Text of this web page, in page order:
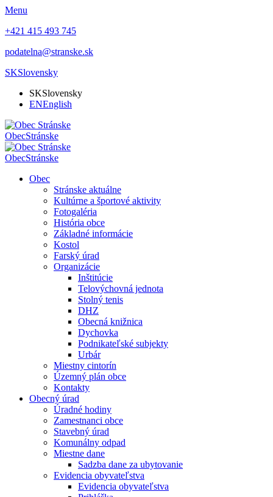
Menu
+421 415 493 745
podatelna@stranske.sk
SKSlovensky
SKSlovensky
ENEnglish
ObecStránske
ObecStránske
Obec
Stránske aktuálne
Kultúrne a športové aktivity
Fotogaléria
História obce
Základné informácie
Kostol
Farský úrad
Organizácie
Inštitúcie
Telovýchovná jednota
Stolný tenis
DHZ
Obecná knižnica
Dychovka
Podnikateľské subjekty
Urbár
Miestny cintorín
Územný plán obce
Kontakty
Obecný úrad
Úradné hodiny
Zamestnanci obce
Stavebný úrad
Komunálny odpad
Miestne dane
Sadzba dane za ubytovanie
Evidencia obyvateľstva
Evidencia obyvateľstva